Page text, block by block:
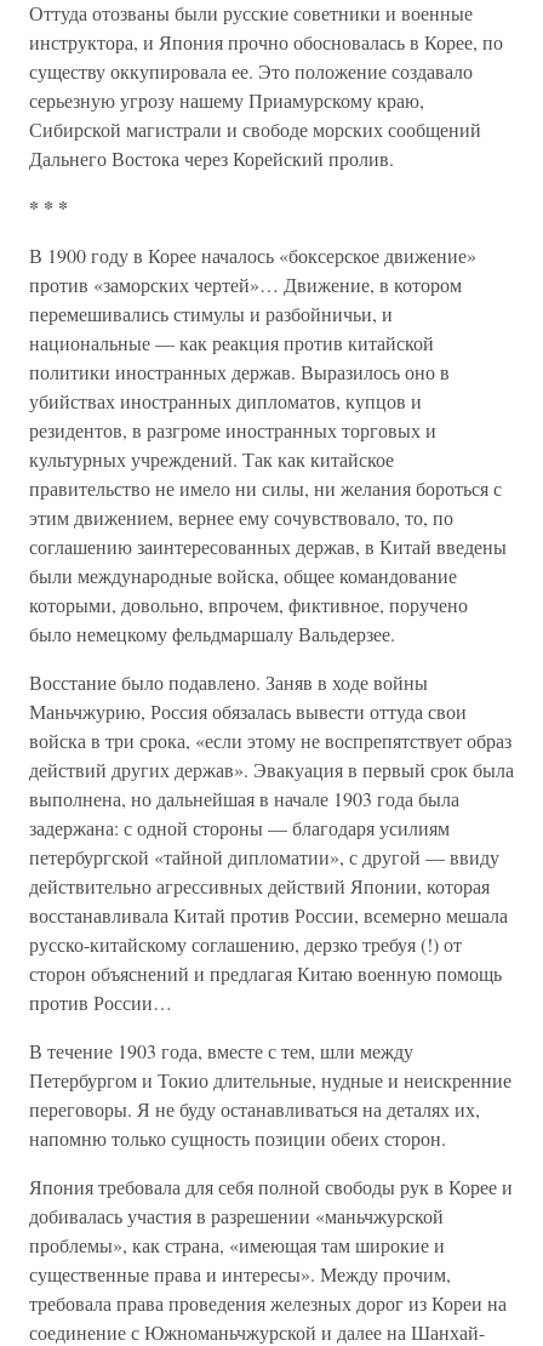
Оттуда отозваны были русские советники и военные
инструктора, и Япония прочно обосновалась в Корее, по
существу оккупировала ее. Это положение создавало
серьезную угрозу нашему Приамурскому краю,
Сибирской магистрали и свободе морских сообщений
Дальнего Востока через Корейский пролив.
* * *
В 1900 году в Корее началось «боксерское движение»
против «заморских чертей»… Движение, в котором
перемешивались стимулы и разбойничьи, и
национальные — как реакция против китайской
политики иностранных держав. Выразилось оно в
убийствах иностранных дипломатов, купцов и
резидентов, в разгроме иностранных торговых и
культурных учреждений. Так как китайское
правительство не имело ни силы, ни желания бороться с
этим движением, вернее ему сочувствовало, то, по
соглашению заинтересованных держав, в Китай введены
были международные войска, общее командование
которыми, довольно, впрочем, фиктивное, поручено
было немецкому фельдмаршалу Вальдерзее.
Восстание было подавлено. Заняв в ходе войны
Маньчжурию, Россия обязалась вывести оттуда свои
войска в три срока, «если этому не воспрепятствует образ
действий других держав». Эвакуация в первый срок была
выполнена, но дальнейшая в начале 1903 года была
задержана: с одной стороны — благодаря усилиям
петербургской «тайной дипломатии», с другой — ввиду
действительно агрессивных действий Японии, которая
восстанавливала Китай против России, всемерно мешала
русско-китайскому соглашению, дерзко требуя (!) от
сторон объяснений и предлагая Китаю военную помощь
против России…
В течение 1903 года, вместе с тем, шли между
Петербургом и Токио длительные, нудные и неискренние
переговоры. Я не буду останавливаться на деталях их,
напомню только сущность позиции обеих сторон.
Япония требовала для себя полной свободы рук в Корее и
добивалась участия в разрешении «маньчжурской
проблемы», как страна, «имеющая там широкие и
существенные права и интересы». Между прочим,
требовала права проведения железных дорог из Кореи на
соединение с Южноманьчжурской и далее на Шанхай-